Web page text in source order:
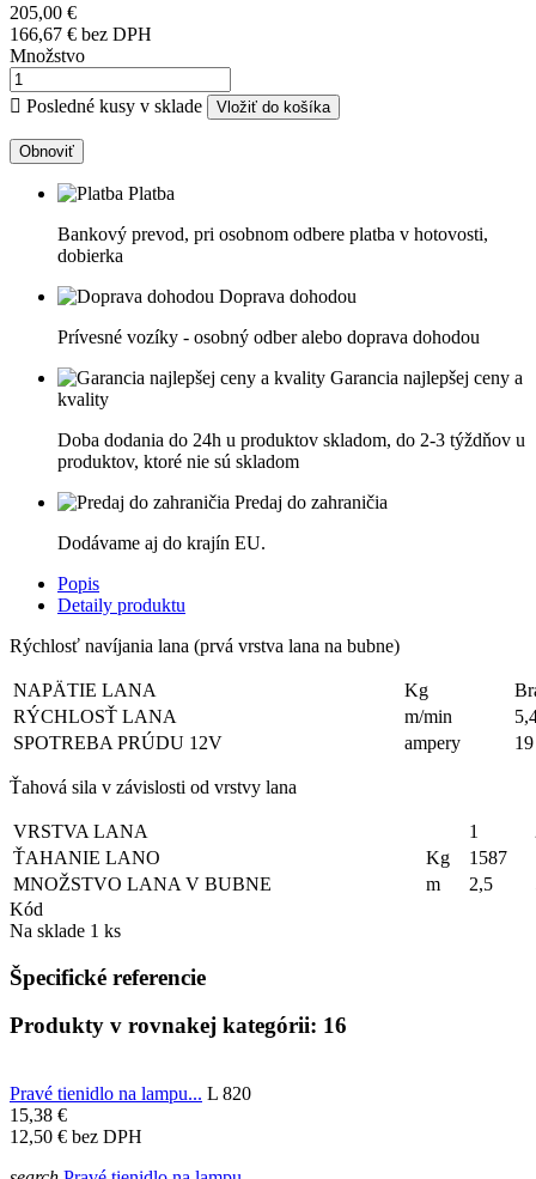
205,00 €
166,67 € bez DPH
Množstvo
 Posledné kusy v sklade Vložiť do košíka
Platba
Bankový prevod, pri osobnom odbere platba v hotovosti,
dobierka
Doprava dohodou
Prívesné vozíky - osobný odber alebo doprava dohodou
Garancia najlepšej ceny a
kvality
Doba dodania do 24h u produktov skladom, do 2-3 týždňov u
produktov, ktoré nie sú skladom
Predaj do zahraničia
Dodávame aj do krajín EU.
Popis
Detaily produktu
Rýchlosť navíjania lana (prvá vrstva lana na bubne)
NAPÄTIE LANA Kg
RÝCHLOSŤ LANA
m/min
SPOTREBA PRÚDU 12V
ampery 19
Ťahová sila v závislosti od vrstvy lana
VRSTVA LANA 1
ŤAHANIE LANO
Kg 1587
MNOŽSTVO LANA V BUBNE
m 2,5
Kód
Na sklade 1 ks
Špecifické referencie
Produkty v rovnakej kategórii: 16
Pravé tienidlo na lampu... L 820
15,38 €
12,50 € bez DPH